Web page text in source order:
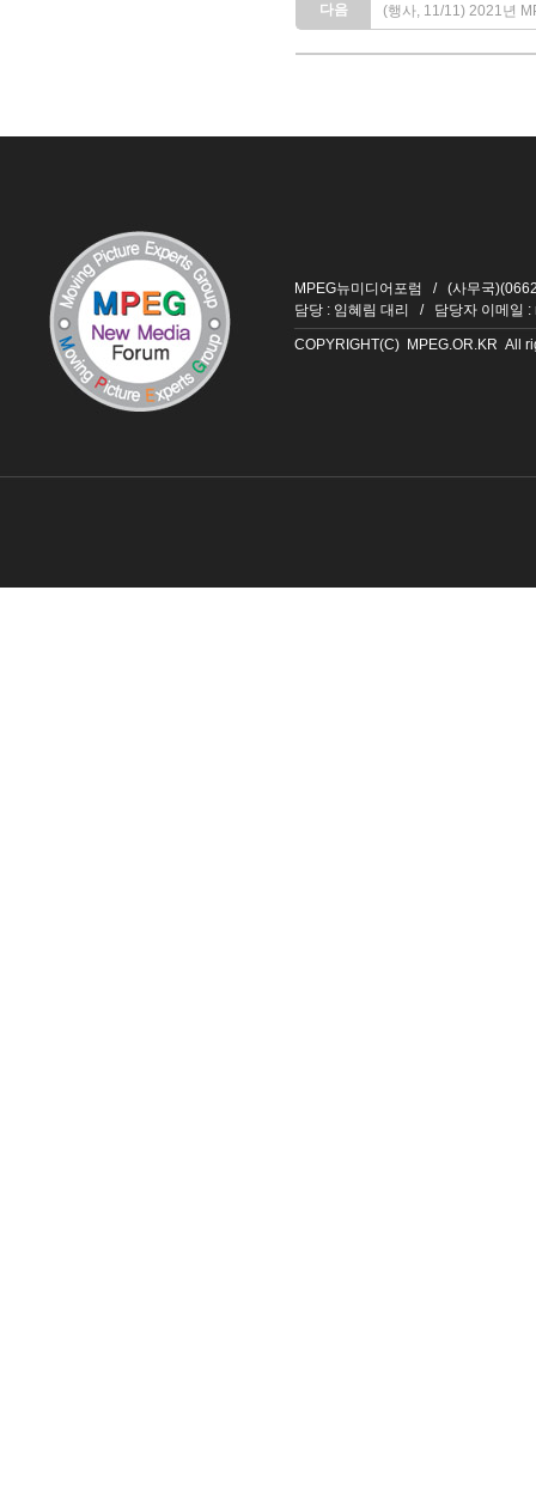
다음 (행사, 11/11) 2021년
MPEG뉴미디어포럼 / (사무국
담당 : 임혜림 대리 / 담당자 이메일 :
COPYRIGHT(C) MPEG.OR.KR All